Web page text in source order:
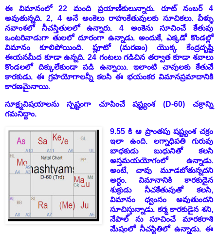
ఈ విమానంలో 22 మంది ప్రయాణీకులున్నారు. రూట్ నంబర్ 4
అవుతున్నది. 2, 4 అనే అంకెలు రాహుకేతువులకు సూచికలు. వీళ్ళు
నవాంశలో నీచస్తితులలో ఉన్నారు. 4 అంకెను సూచించే కేతువు
ఒంటరివాడుగా తులలో దూరంగా ఉన్నాడు. అందుకే, ఎక్కడో కొండల్లో
విమానం కూలిపోయింది. ప్లూటో (మరణం) యొక్క కేంద్రదృష్టి
ఈయనమీద కూడా ఉన్నది. 24 గంటలు గడిచిన తర్వాత కూడా శవాలు
కొండలలో దిక్కులేకుండా పడి ఉన్నాయి. ఇలాంటి చావులకు కేతువే
కారకుడు. ఈ గ్రహయోగాలన్నీ కలసి ఈ భయంకర విమానప్రమాదానికి
కారణమైనాయి.
సూక్ష్మవిషయాలను స్పష్టంగా చూపించే షష్ట్యంశ (D-60) చక్రాన్ని
గమనిద్దాం.
9.55 కి ఆ ప్రాంతపు షష్ట్యంశ చక్రం
ఇలా ఉంది. లగ్నాధిపతి గురువు
బాధకుడు బుధునితో కలసి
అస్తమయయోగంలో ఉన్నాడు.
అంటే, చావు మూడబోతున్నదని
అర్ధం. విమానానికి కారకుడైన
శుక్రుడు నీచకేతువుతో కలసి,
విమానం ధ్వంసం అవుతుందని
సూచిస్తున్నాడు. కర్మ కారకుడైన శని,
నేపాల్ ను సూచించే మారకరాశి
మేషంలో నీచస్థితిలో ఉన్నాడు. ఈ